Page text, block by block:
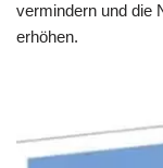
vermindern und die
erhöhen.